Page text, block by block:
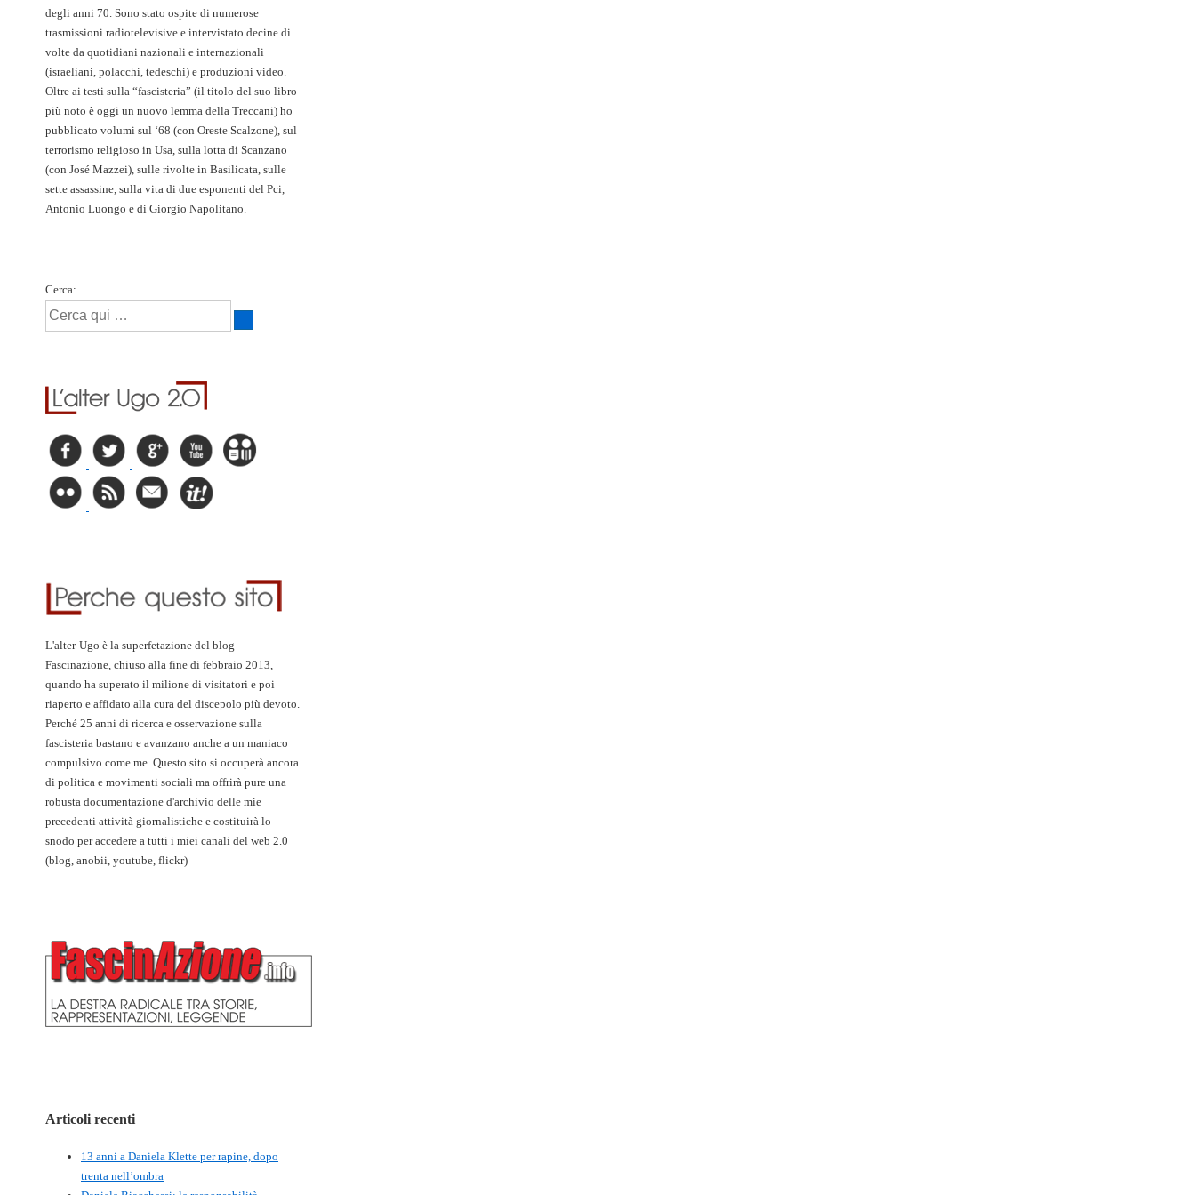
degli anni 70. Sono stato ospite di numerose
trasmissioni radiotelevisive e intervistato decine di
volte da quotidiani nazionali e internazionali
(israeliani, polacchi, tedeschi) e produzioni video.
Oltre ai testi sulla “fascisteria” (il titolo del suo libro
più noto è oggi un nuovo lemma della Treccani) ho
pubblicato volumi sul ‘68 (con Oreste Scalzone), sul
terrorismo religioso in Usa, sulla lotta di Scanzano
(con José Mazzei), sulle rivolte in Basilicata, sulle
sette assassine, sulla vita di due esponenti del Pci,
Antonio Luongo e di Giorgio Napolitano.
Cerca:
L'alter-Ugo è la superfetazione del blog
Fascinazione, chiuso alla fine di febbraio 2013,
quando ha superato il milione di visitatori e poi
riaperto e affidato alla cura del discepolo più devoto.
Perché 25 anni di ricerca e osservazione sulla
fascisteria bastano e avanzano anche a un maniaco
compulsivo come me. Questo sito si occuperà ancora
di politica e movimenti sociali ma offrirà pure una
robusta documentazione d'archivio delle mie
precedenti attività giornalistiche e costituirà lo
snodo per accedere a tutti i miei canali del web 2.0
(blog, anobii, youtube, flickr)
Articoli recenti
13 anni a Daniela Klette per rapine, dopo
trenta nell’ombra